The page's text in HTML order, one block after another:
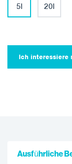
5l 20l
Ich interessiere
Ausführliche